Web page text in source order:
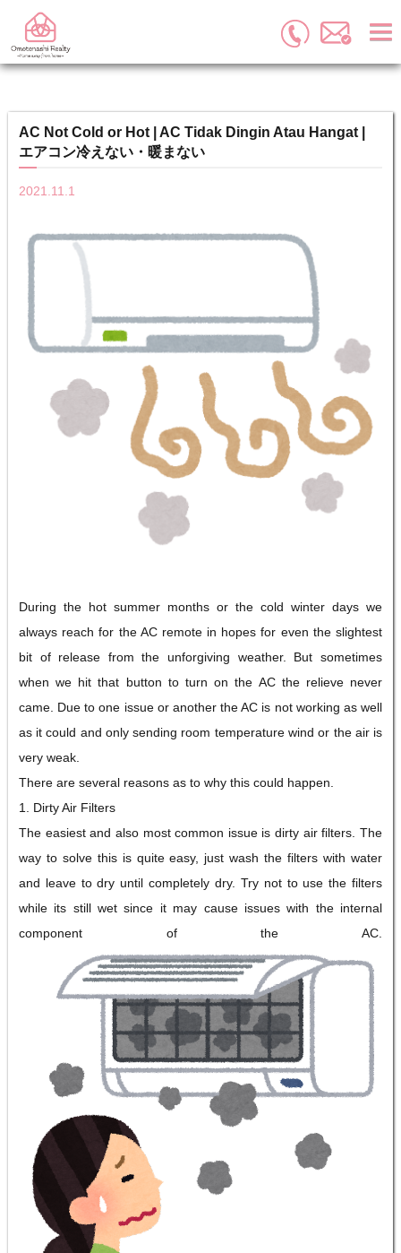
Omotenashi Realty
Hangat | エアコン冷えない・暖まない
AC Not Cold or Hot | AC Tidak Dingin Atau Hangat |
エアコン冷えない・暖まない
2021.11.1
During the hot summer months or the cold winter days we
always reach for the AC remote in hopes for even the slightest
bit of release from the unforgiving weather. But sometimes
when we hit that button to turn on the AC the relieve never
came. Due to one issue or another the AC is not working as well
as it could and only sending room temperature wind or the air is
very weak.
There are several reasons as to why this could happen.
1. Dirty Air Filters
The easiest and also most common issue is dirty air filters. The
way to solve this is quite easy, just wash the filters with water
and leave to dry until completely dry. Try not to use the filters
while its still wet since it may cause issues with the internal
component of the AC.